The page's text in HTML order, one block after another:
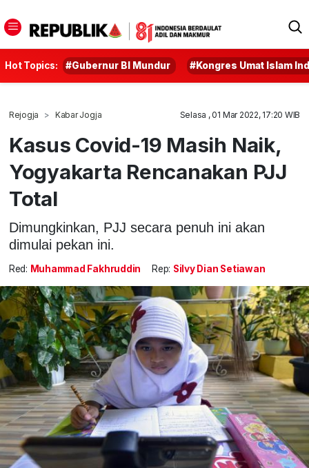
Hot Topics: #Gubernur BI Mundur #Kongres Umat Islam
Rejogja Kabar Jogja Selasa , 01 Mar 2022, 17:20 WIB
Kasus Covid-19 Masih Naik,
Yogyakarta Rencanakan PJJ
Total
Dimungkinkan, PJJ secara penuh ini akan
dimulai pekan ini.
Red: Muhammad Fakhruddin Rep: Silvy Dian Setiawan